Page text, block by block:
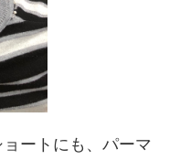
ートにも、パーマ